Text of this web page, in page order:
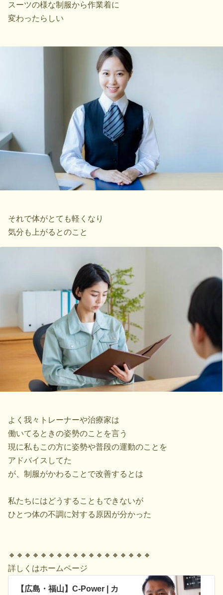
スーツの様な制服から作業着に
変わったらしい
それで体がとても軽くなり
気分も上がるとのこと
よく我々トレーナーや治療家は
働いてるときの姿勢のことを言う
現に私もこの方に姿勢や普段の運動のことを
アドバイスしてた
が、制服がかわることで改善するとは
私たちにはどうすることもできないが
ひとつ体の不調に対する原因が分かった
🔸🔸🔸🔸🔸🔸🔸🔸🔸🔸🔸🔸🔸🔸🔸🔸🔸🔸
詳しくはホームページ
【広島・福山】C-Power | カ